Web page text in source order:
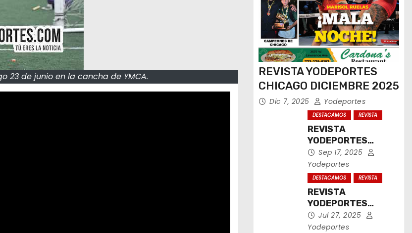
23 de junio en la cancha de YMCA.
REVISTA YODEPORTES
CHICAGO DICIEMBRE 2025
Dic 7, 2025 Yodeportes
DESTACAMOS REVISTA
REVISTA
YODEPORTES
CHICAGO
SEPTIEMBRE 2025
Sep 17, 2025
Yodeportes
DESTACAMOS REVISTA
REVISTA
YODEPORTES
CHICAGO JULIO
2025
Jul 27, 2025
Yodeportes